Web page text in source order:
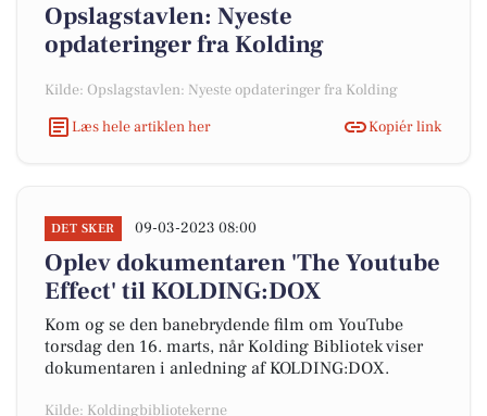
Opslagstavlen: Nyeste
opdateringer fra Kolding
Kilde: Opslagstavlen: Nyeste opdateringer fra Kolding
Læs hele artiklen her
Kopiér link
DET SKER 09-03-2023 08:00
Oplev dokumentaren 'The Youtube
Effect' til KOLDING:DOX
Kom og se den banebrydende film om YouTube
torsdag den 16. marts, når Kolding Bibliotek viser
dokumentaren i anledning af KOLDING:DOX.
Kilde: Koldingbibliotekerne